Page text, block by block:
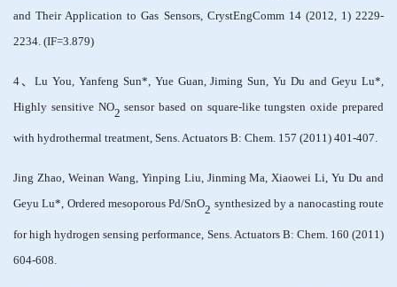
and Their Application to Gas Sensors, CrystEngComm 14 (2012, 1) 2229-
2234. (IF=3.879)
4、 Lu You, Yanfeng Sun*, Yue Guan, Jiming Sun, Yu Du and Geyu Lu*,
Highly sensitive NO
2
sensor based on square-like tungsten oxide prepared
with hydrothermal treatment, Sens. Actuators B: Chem. 157 (2011) 401-407.
Jing Zhao, Weinan Wang, Yinping Liu, Jinming Ma, Xiaowei Li, Yu Du and
Geyu Lu*, Ordered mesoporous Pd/SnO
2
synthesized by a nanocasting route
for high hydrogen sensing performance, Sens. Actuators B: Chem. 160 (2011)
604-608.